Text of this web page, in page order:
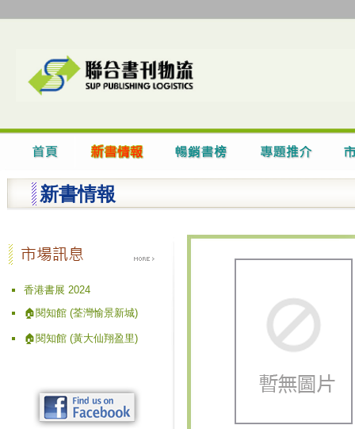
新書情報
香港書展 2024
🏠閱知館 (荃灣愉景新城)
🏠閱知館 (黃大仙翔盈里)